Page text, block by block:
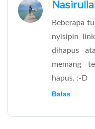
Beberapa
nyisipin
dihapus
memang
hapus. :-D
Balas